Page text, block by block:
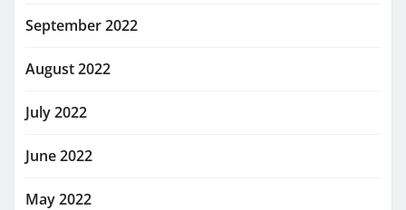
September 2022
August 2022
July 2022
June 2022
May 2022